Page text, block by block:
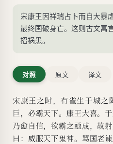
宋康王因祥瑞占卜而自大暴
最终国破身亡。这则古文寓
招祸患。
对照 原文 译文
宋康王之时，有雀生于城之
巨，必霸天下。康王大喜。
乃愈自信，欲霸之亟成，故
曰：威服天下鬼神。骂国老谏